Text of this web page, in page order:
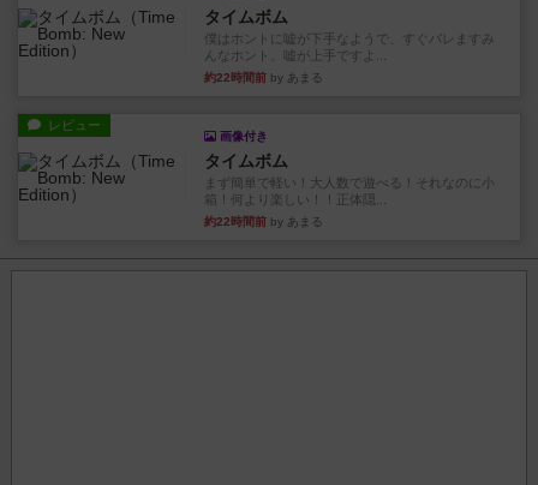
タイムボム
僕はホントに嘘が下手なようで、すぐバレますみ
んなホント、嘘が上手ですよ...
約22時間前 by あまる
レビュー
画像付き
タイムボム
まず簡単で軽い！大人数で遊べる！それなのに小
箱！何より楽しい！！正体隠...
約22時間前 by あまる